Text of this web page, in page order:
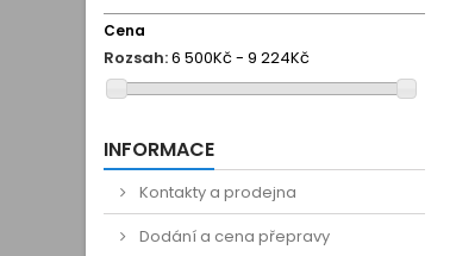
Cena
Rozsah:6 500Kč - 9 224Kč
INFORMACE
Kontakty a prodejna
Dodání a cena přepravy